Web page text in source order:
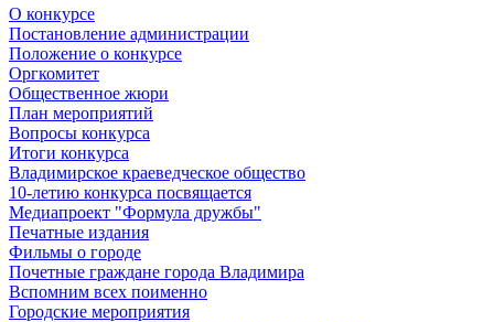
О конкурсе
Постановление администрации
Положение о конкурсе
Оргкомитет
Общественное жюри
План мероприятий
Вопросы конкурса
Итоги конкурса
Владимирское краеведческое общество
10-летию конкурса посвящается
Медиапроект "Формула дружбы"
Печатные издания
Фильмы о городе
Почетные граждане города Владимира
Вспомним всех поименно
Городские мероприятия